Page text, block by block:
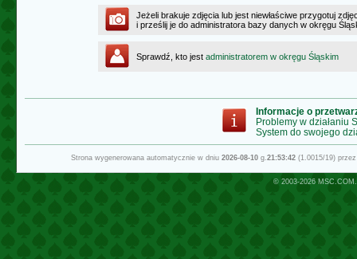
Jeżeli brakuje zdjęcia lub jest niewłaściwe przygotuj
i prześlij je do administratora bazy danych w okręgu
Sprawdź, kto jest administratorem w okręgu Śląskim
Informacje o
Problemy w działaniu
System do swojego
Strona wygenerowana automatycznie w dniu 2026-08-10g.21:53:42(1.0015/19)
© 2003-2026